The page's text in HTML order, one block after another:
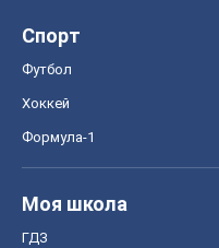
Спорт
Футбол
Хоккей
Формула-1
Моя школа
ГДЗ